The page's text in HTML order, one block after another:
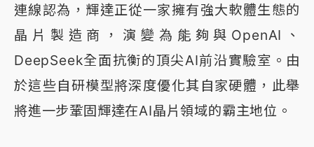
連線認為，輝達正從一家擁有強大軟體生態的
晶片製造商，演變為能夠與OpenAI、
DeepSeek全面抗衡的頂尖AI前沿實驗室。由
於這些自研模型將深度優化其自家硬體，此舉
將進一步鞏固輝達在AI晶片領域的霸主地位。